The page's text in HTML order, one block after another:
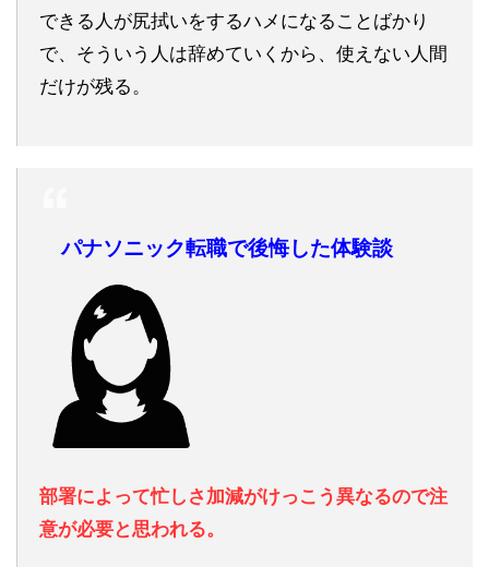
できる人が尻拭いをするハメになることばかり
で、そういう人は辞めていくから、使えない人間
だけが残る。
パナソニック転職で後悔した体験談
部署によって忙しさ加減がけっこう異なるので注
意が必要と思われる。